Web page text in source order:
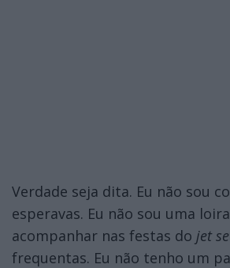
Verdade seja dita. Eu não sou
esperavas. Eu não sou uma
acompanhar nas festas do jet
frequentas. Eu não tenho um